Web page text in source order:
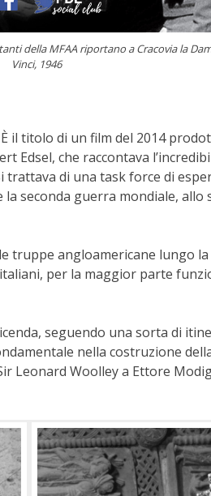
della MFAA riportano a Cracovia la
Vinci, 1946
il titolo di un film del 2014
Edsel, che raccontava
trattava di una task force di
seconda guerra mondiale,
truppe angloamericane lungo
per la maggior parte
seguendo una sorta di
nella costruzione
Leonard Woolley a Ettore